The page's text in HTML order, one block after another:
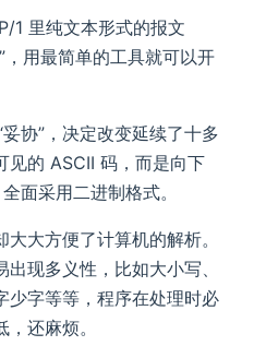
1 里纯文本形式的报文
，用最简单的工具就可以开
协”，决定改变延续了十多
见的 ASCII 码，而是向下
面采用二进制格式。
大方便了计算机的解析。
现多义性，比如大小写、
少字等等，程序在处理时必
还麻烦。